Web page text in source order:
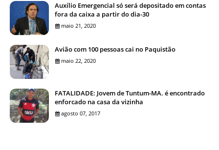
Auxílio Emergencial só será depositado em contas
fora da caixa a partir do dia-30
maio 21, 2020
Avião com 100 pessoas cai no Paquistão
maio 22, 2020
FATALIDADE: Jovem de Tuntum-MA. é encontrado
enforcado na casa da vizinha
agosto 07, 2017